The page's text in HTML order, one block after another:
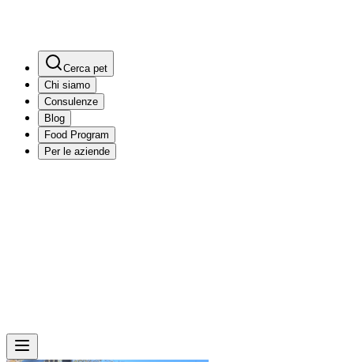
Cerca pet
Chi siamo
Consulenze
Blog
Food Program
Per le aziende